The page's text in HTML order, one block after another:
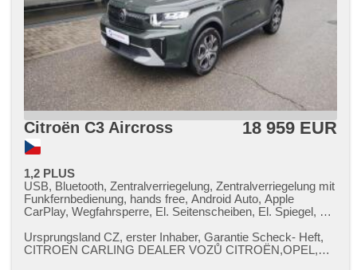
Citroën C3 Aircross 18 959 EUR
1,2 PLUS
USB, Bluetooth, Zentralverriegelung, Zentralverriegelung mit
Funkfernbedienung, hands free, Android Auto, Apple
CarPlay, Wegfahrsperre, El. Seitenscheiben, El. Spiegel, El.
LED Leuchte, Vorderlichter LED, täglich Leuchten,
Klimaautomatik, Klimaablage, LED denní svícení, Lenkrad
Ursprungsland CZ,​ erster Inhaber,​ Garantie Scheck​- Heft,​
CITROEN CARLING DEALER VOZŮ CITROËN,​OPEL,​